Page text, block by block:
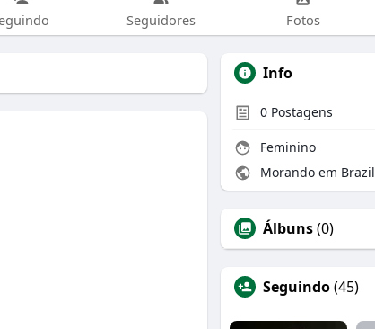
Seguidores Fotos
Info
0 Postagens
Feminino
Morando em Brazil
Álbuns(0)
Seguindo(45)